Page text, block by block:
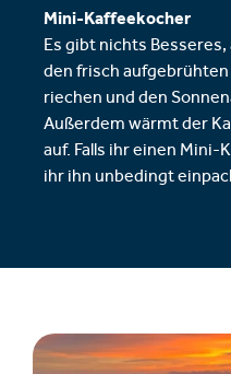
Mini-Kaffeekocher
Es gibt nichts
den frisch
riechen und den
Außerdem wärmt der
auf. Falls ihr einen Mini-
ihr ihn unbedingt